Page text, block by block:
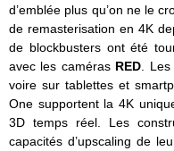
d’emblée plus qu’on ne le
de remasterisation en 4K
de blockbusters ont été
avec les caméras RED. Les
voire sur tablettes et
One supportent la 4K
3D temps réel. Les
capacités d’upscaling de